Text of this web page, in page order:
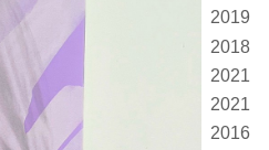
2019
2018
2021
2021
2016